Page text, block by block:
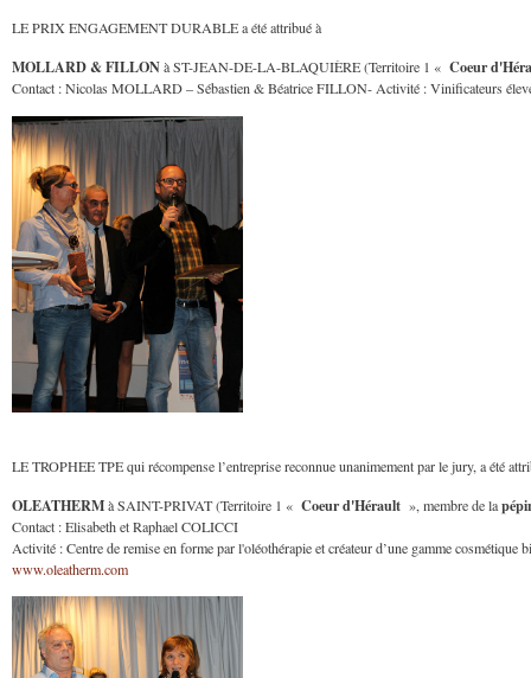
LE PRIX ENGAGEMENT DURABLE a été attribué à
MOLLARD & FILLONà ST-JEAN-DE-LA-BLAQUIÈRE (Territoire 1 « Coeur
Contact : Nicolas MOLLARD – Sébastien & Béatrice FILLON- Activité : Vinificateurs
LE TROPHEE TPE qui récompense l’entreprise reconnue unanimement par le jury, a été
OLEATHERMà SAINT-PRIVAT (Territoire 1 « Coeur d'Hérault », membre de la
Contact : Elisabeth et Raphael COLICCI
Activité : Centre de remise en forme par l'oléothérapie et créateur d’une gamme cosmétique
www.oleatherm.com